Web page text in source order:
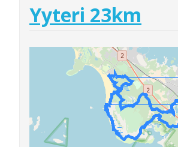
Yyteri 23km